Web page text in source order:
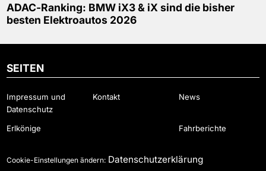
ADAC-Ranking: BMW iX3 & iX sind die bisher
besten Elektroautos 2026
SEITEN
Impressum und
Datenschutz
Kontakt News
Erlkönige Fahrberichte
Cookie-Einstellungen ändern: Datenschutzerklärung